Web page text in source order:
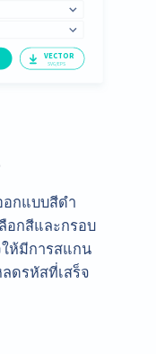
อกแบบสีดำ
อกสีและกรอบ
ห้มีการสแกน
ดรหัสที่เสร็จ